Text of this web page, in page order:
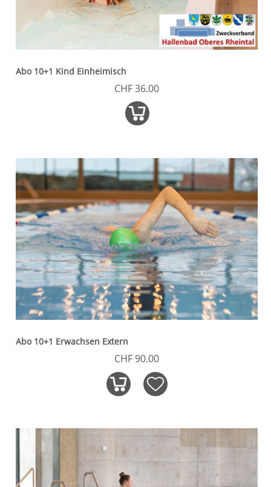
Abo 10+1 Kind Einheimisch
CHF 36.00
Abo 10+1 Erwachsen Extern
CHF 90.00